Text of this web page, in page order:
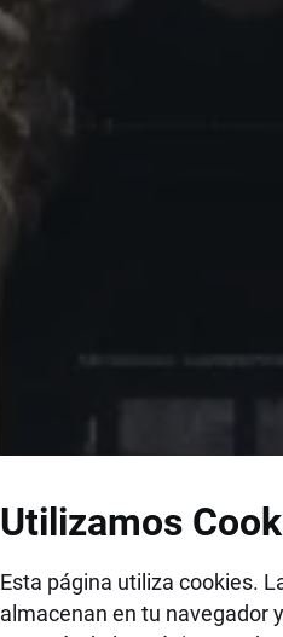
Utilizamos
Esta página utiliza cookies.
almacenan en tu navegador